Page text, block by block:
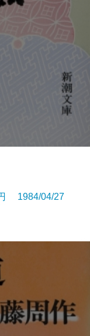
1984/04/27